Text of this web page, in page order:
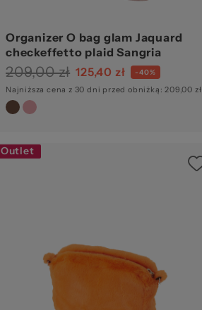
Organizer O bag glam Jaquard
checkeffetto plaid Sangria
209,00 zł 125,40 zł -40%
Najniższa cena z 30 dni przed obniżką: 209,00 zł
Outlet